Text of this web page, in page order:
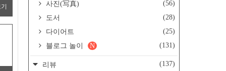
사진(写真)
(56)
도서
(28)
다이어트
(25)
블로그 놀이
(131)
N
리뷰 (137)